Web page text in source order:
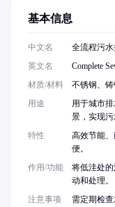
基本信息
中文名
全流程污
英文名
Complete
材质/材料
不锈钢、
用途
用于城市
景，实现污
特性
高效节能
便。
作用/功能
将低洼处
动和处理。
注意事项
需定期检